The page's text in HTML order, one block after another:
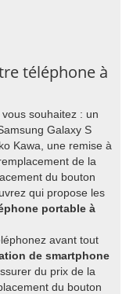
téléphone à
souhaitez : un
Galaxy S
Kawa, une remise à
de la
du bouton
qui propose les
portable à
avant tout
de smartphone
du prix de la
du bouton